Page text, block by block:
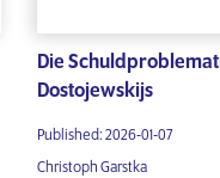
Die
Dostojewskijs
Published: 2026-01-07
Christoph Garstka